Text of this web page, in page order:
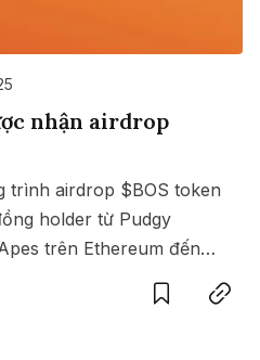
nhận airdrop
trình airdrop $BOS token
holder từ Pudgy
trên Ethereum đến
trên Bitcoin và nhiều
nhận airdrop $BOS.
SaveCopy link